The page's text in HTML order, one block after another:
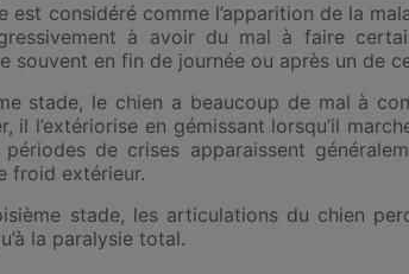
est considéré comme l’apparition de la
à avoir du mal à faire
souvent en fin de journée ou après un de
stade, le chien a beaucoup de mal à
il l’extériorise en gémissant lorsqu’il
périodes de crises apparaissent
froid extérieur.
stade, les articulations du chien
la paralysie total.